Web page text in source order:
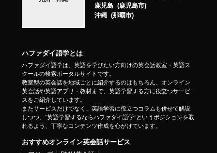
鹿児島
鹿児島市
沖縄
那覇市
ハファダイ語学とは
ハファダイ語学は、英語を学びたい方向けの英会話教室・英語ス
クールの検索ポータルサイトです。
教室型の英会話を地域ごとに紹介するのはもちろん、オンライン
英会話や英語アプリ・教材まで、英語学習する方に役立つサービ
スをご紹介しています。
またサービスだけでなく、英語学習に役立つコラムも併せて解説
しつつ、”英語学習するならハファダイ語学”というポジションを取
れるよう、丁寧なコンテンツ作成を心がけています。
おすすめオンライン英会話サービス